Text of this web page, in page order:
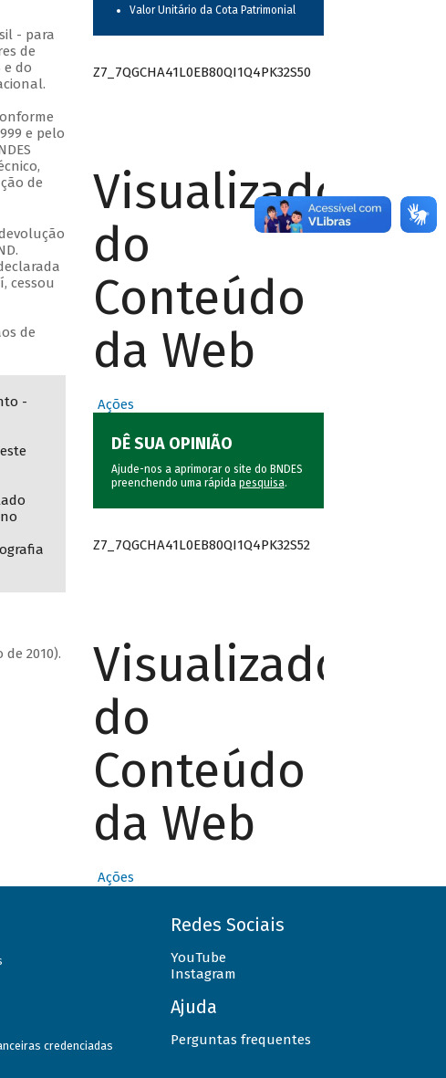
- para
de
e do
e pelo
de
cessou
de
-
2010).
Valor Unitário da Cota Patrimonial
Z7_7QGCHA41L0EB80QI1Q4PK32S50
Visualizador
do
Conteúdo
da Web
Ações
DÊ SUA OPINIÃO
Ajude-nos a aprimorar o site do BNDES
preenchendo uma rápida pesquisa.
Z7_7QGCHA41L0EB80QI1Q4PK32S52
Visualizador
do
Conteúdo
da Web
Ações
credenciadas
Redes Sociais
YouTube
Instagram
Ajuda
Perguntas frequentes